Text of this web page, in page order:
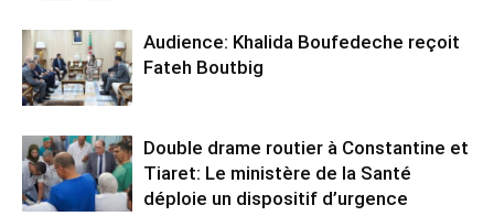
Audience: Khalida Boufedeche reçoit
Fateh Boutbig
Double drame routier à Constantine et
Tiaret: Le ministère de la Santé
déploie un dispositif d’urgence